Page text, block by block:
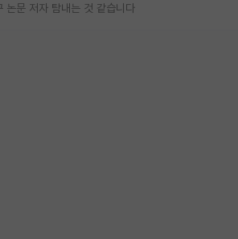
논문 저자 탐내는 것 같습니다